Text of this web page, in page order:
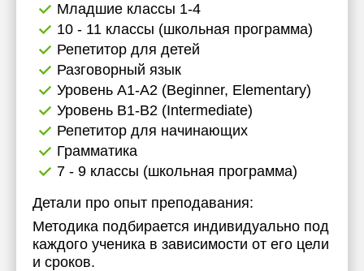
Младшие классы 1-4
10 - 11 классы (школьная программа)
Репетитор для детей
Разговорный язык
Уровень А1-А2 (Beginner, Elementary)
Уровень B1-B2 (Intermediate)
Репетитор для начинающих
Грамматика
7 - 9 классы (школьная программа)
Детали про опыт преподавания:
Методика подбирается индивидуально под
каждого ученика в зависимости от его цели
и сроков.